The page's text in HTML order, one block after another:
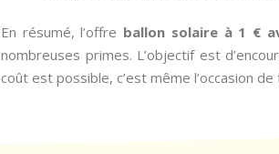
En résumé, l’offre ballon solaire à 1 €
nombreuses primes. L’objectif est
coût est possible, c’est même l’occasion